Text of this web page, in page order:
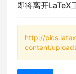
即将离开LaTeX
http://
content/